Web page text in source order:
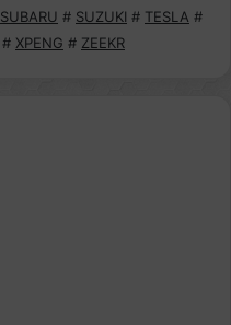
SUBARU # SUZUKI # TESLA #
# XPENG # ZEEKR